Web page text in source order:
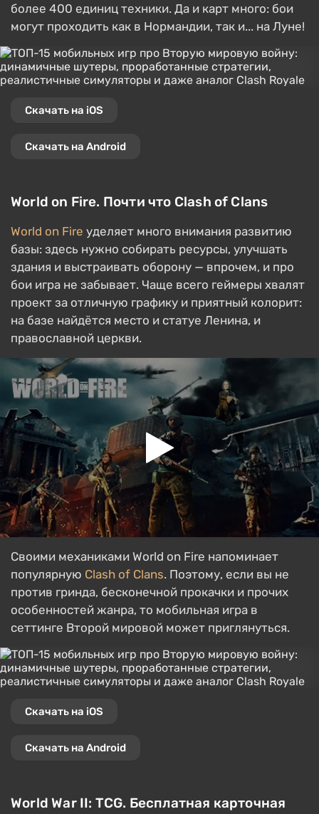
более 400 единиц техники. Да и карт много: бои
могут проходить как в Нормандии, так и... на Луне!
Скачать на iOS
Скачать на Android
World on Fire. Почти что Clash of Clans
World on Fire уделяет много внимания развитию
базы: здесь нужно собирать ресурсы, улучшать
здания и выстраивать оборону — впрочем, и про
бои игра не забывает. Чаще всего геймеры хвалят
проект за отличную графику и приятный колорит:
на базе найдётся место и статуе Ленина, и
православной церкви.
Своими механиками World on Fire напоминает
популярную Clash of Clans. Поэтому, если вы не
против гринда, бесконечной прокачки и прочих
особенностей жанра, то мобильная игра в
сеттинге Второй мировой может приглянуться.
Скачать на iOS
Скачать на Android
World War II: TCG. Бесплатная карточная